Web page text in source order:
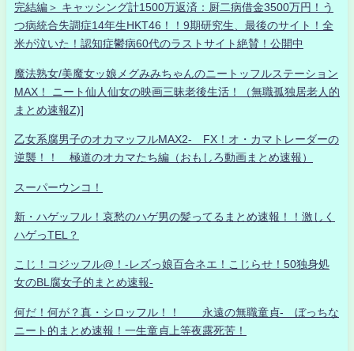
完結編＞ キャッシング計1500万返済：厨二病借金3500万円！う
つ病統合失調症14年生HKT46！！9期研究生、最後のサイト！全
米が泣いた！認知症鬱病60代のラストサイト絶賛！公開中
魔法熟女/美魔女ッ娘メグみみちゃんのニートッフルステーション
MAX！ ニート仙人仙女の映画三昧老後生活！（無職孤独居老人的
まとめ速報Z)]
乙女系腐男子のオカマッフルMAX2- FX！オ・カマトレーダーの
逆襲！！ 極道のオカマたち編（おもしろ動画まとめ速報）
スーパーウンコ！
新・ハゲッフル！哀愁のハゲ男の髪ってるまとめ速報！！激しく
ハゲっTEL？
こじ！コジッフル@！-レズっ娘百合ネエ！こじらせ！50独身処
女のBL腐女子的まとめ速報-
何だ！何が？真・シロッフル！！ 永遠の無職童貞- ぼっちな
ニート的まとめ速報！一生童貞上等夜露死苦！